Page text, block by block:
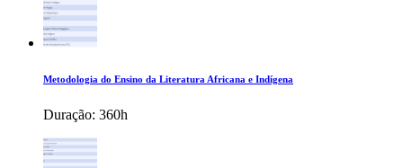
Metodologia do Ensino da Literatura Africana e Indígena
Duração: 360h